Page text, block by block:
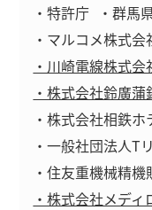
・特許庁 ・群馬
・マルコメ株式会
・川崎電線株式
・株式会社鈴廣
・株式会社相鉄
・一般社団法人T
・住友重機械精
・株式会社メデ